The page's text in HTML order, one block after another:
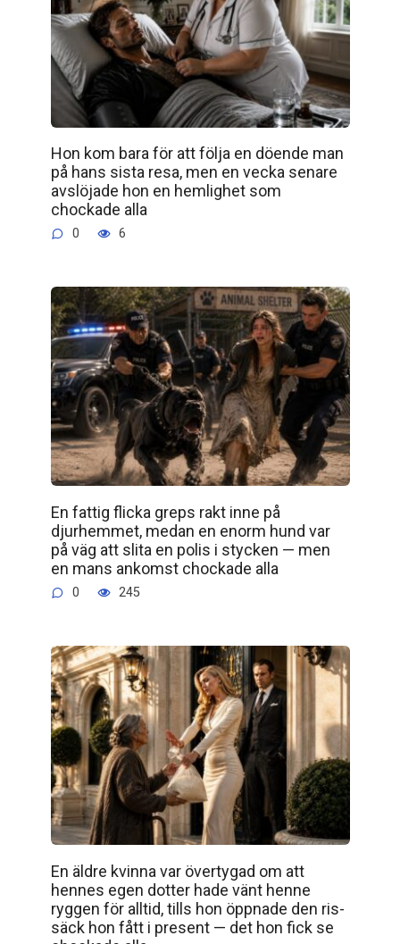
Hon kom bara för att följa en döende man
på hans sista resa, men en vecka senare
avslöjade hon en hemlighet som
chockade alla
0 6
En fattig flicka greps rakt inne på
djurhemmet, medan en enorm hund var
på väg att slita en polis i stycken — men
en mans ankomst chockade alla
0 245
En äldre kvinna var övertygad om att
hennes egen dotter hade vänt henne
ryggen för alltid, tills hon öppnade den ris­
säck hon fått i present — det hon fick se